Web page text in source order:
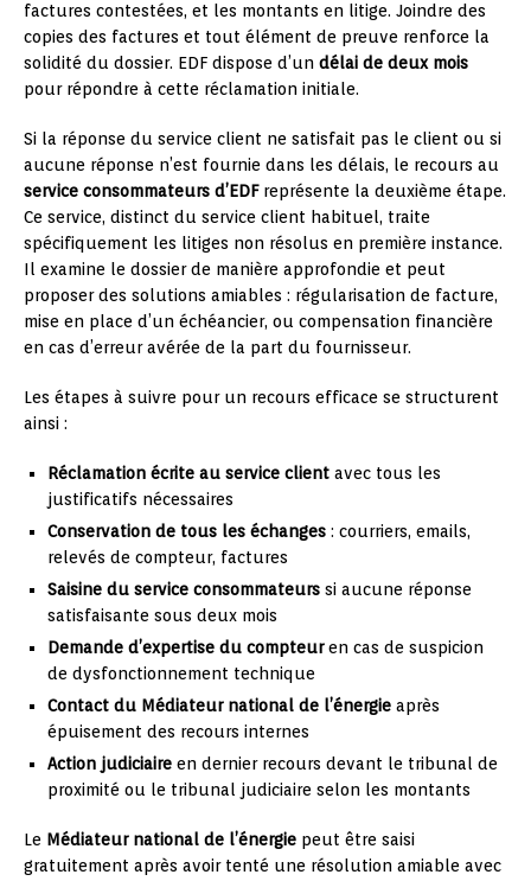
factures contestées, et les montants en litige. Joindre des
copies des factures et tout élément de preuve renforce la
solidité du dossier. EDF dispose d’un délai de deux mois
pour répondre à cette réclamation initiale.
Si la réponse du service client ne satisfait pas le client ou si
aucune réponse n’est fournie dans les délais, le recours au
service consommateurs d’EDFreprésente la deuxième étape.
Ce service, distinct du service client habituel, traite
spécifiquement les litiges non résolus en première instance.
Il examine le dossier de manière approfondie et peut
proposer des solutions amiables : régularisation de facture,
mise en place d’un échéancier, ou compensation financière
en cas d’erreur avérée de la part du fournisseur.
Les étapes à suivre pour un recours efficace se structurent
ainsi :
Réclamation écrite au service client avec tous les
justificatifs nécessaires
Conservation de tous les échanges : courriers, emails,
relevés de compteur, factures
Saisine du service consommateurs si aucune réponse
satisfaisante sous deux mois
Demande d’expertise du compteuren cas de suspicion
de dysfonctionnement technique
Contact du Médiateur national de l’énergie après
épuisement des recours internes
Action judiciaire en dernier recours devant le tribunal de
proximité ou le tribunal judiciaire selon les montants
Le Médiateur national de l’énergie peut être saisi
gratuitement après avoir tenté une résolution amiable avec